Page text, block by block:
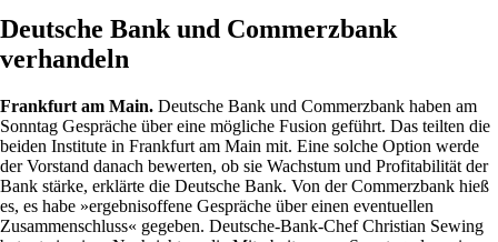
Deutsche Bank und Commerzbank
verhandeln
Frankfurt am Main. Deutsche Bank und Commerzbank haben am
Sonntag Gespräche über eine mögliche Fusion geführt. Das teilten die
beiden Institute in Frankfurt am Main mit. Eine solche Option werde
der Vorstand danach bewerten, ob sie Wachstum und Profitabilität der
Bank stärke, erklärte die Deutsche Bank. Von der Commerzbank hieß
es, es habe »ergebnisoffene Gespräche über einen eventuellen
Zusammenschluss« gegeben. ­Deutsche-Bank-Chef Christian Sewing